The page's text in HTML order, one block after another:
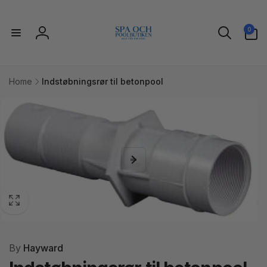
Log
0
varer
Home
Indstøbningsrør til betonpool
By Hayward